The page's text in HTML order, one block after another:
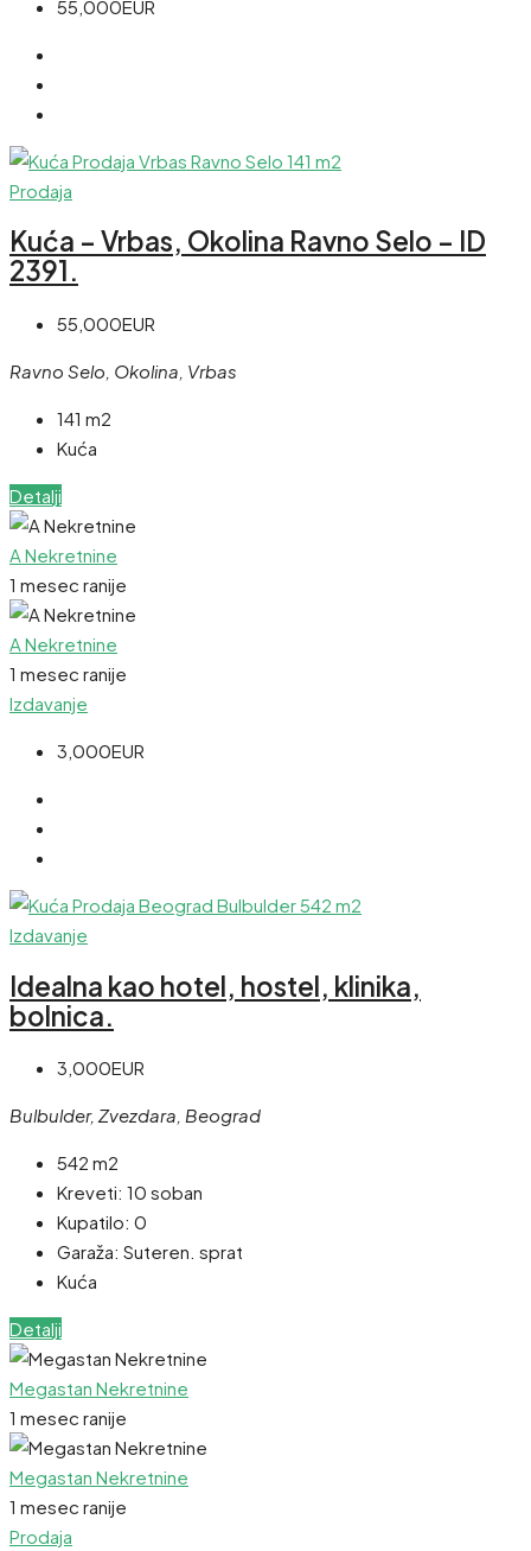
55,000EUR
Prodaja
Kuća – Vrbas, Okolina Ravno Selo – ID
2391.
55,000EUR
Ravno Selo, Okolina, Vrbas
141 m2
Kuća
Detalji
A Nekretnine
1 mesec ranije
A Nekretnine
1 mesec ranije
Izdavanje
3,000EUR
Izdavanje
Idealna kao hotel, hostel, klinika,
bolnica.
3,000EUR
Bulbulder, Zvezdara, Beograd
542 m2
Kreveti: 10 soban
Kupatilo: 0
Garaža: Suteren. sprat
Kuća
Detalji
Megastan Nekretnine
1 mesec ranije
Megastan Nekretnine
1 mesec ranije
Prodaja